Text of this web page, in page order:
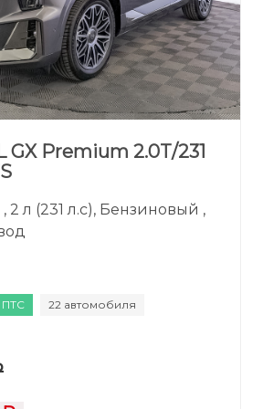
GX Premium 2.0T/231
2 л (231 л.с), Бензиновый ,
ПТС 22 автомобиля